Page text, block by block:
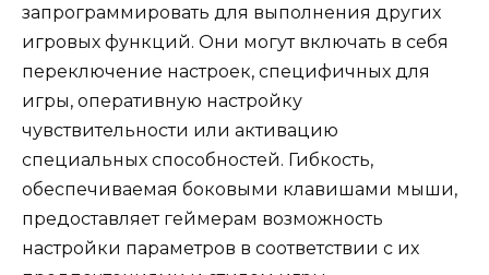
запрограммировать для выполнения других
игровых функций. Они могут включать в себя
переключение настроек, специфичных для
игры, оперативную настройку
чувствительности или активацию
специальных способностей. Гибкость,
обеспечиваемая боковыми клавишами мыши,
предоставляет геймерам возможность
настройки параметров в соответствии с их